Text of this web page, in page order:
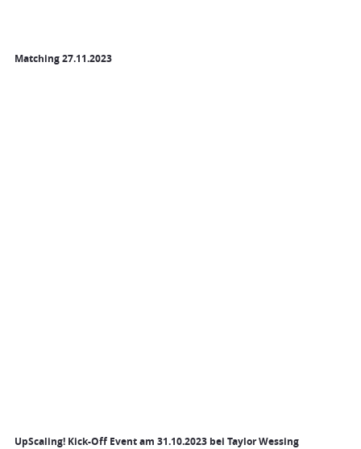
Matching 27.11.2023
UpScaling! Kick-Off Event am 31.10.2023 bei Taylor Wessing